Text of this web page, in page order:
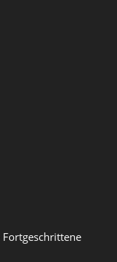
Fortgeschrittene